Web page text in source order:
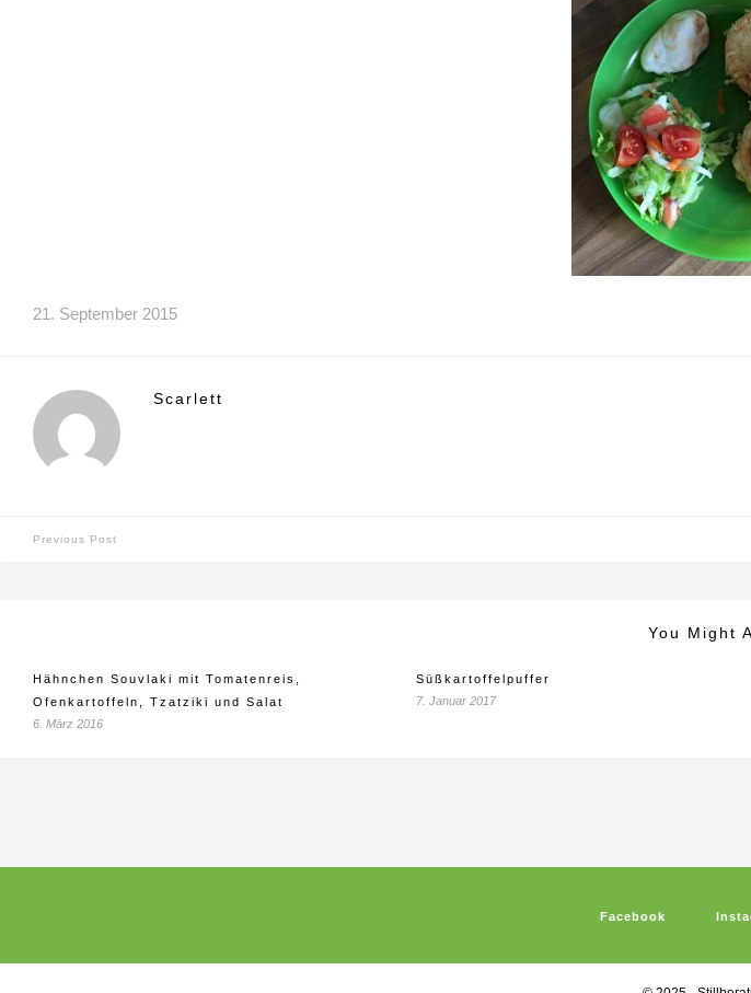
21. September 2015
Scarlett
Previous Post
You Might
Hähnchen Souvlaki mit Tomatenreis,
Ofenkartoffeln, Tzatziki und Salat
6. März 2016
Süßkartoffelpuffer
7. Januar 2017
Facebook